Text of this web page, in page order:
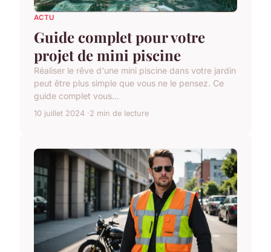
ACTU
Guide complet pour votre
projet de mini piscine
Réaliser le rêve d'une mini piscine dans votre jardin
peut être plus simple que vous ne le pensez. Ce
guide complet vous...
10 juillet 2024 2 min de lecture